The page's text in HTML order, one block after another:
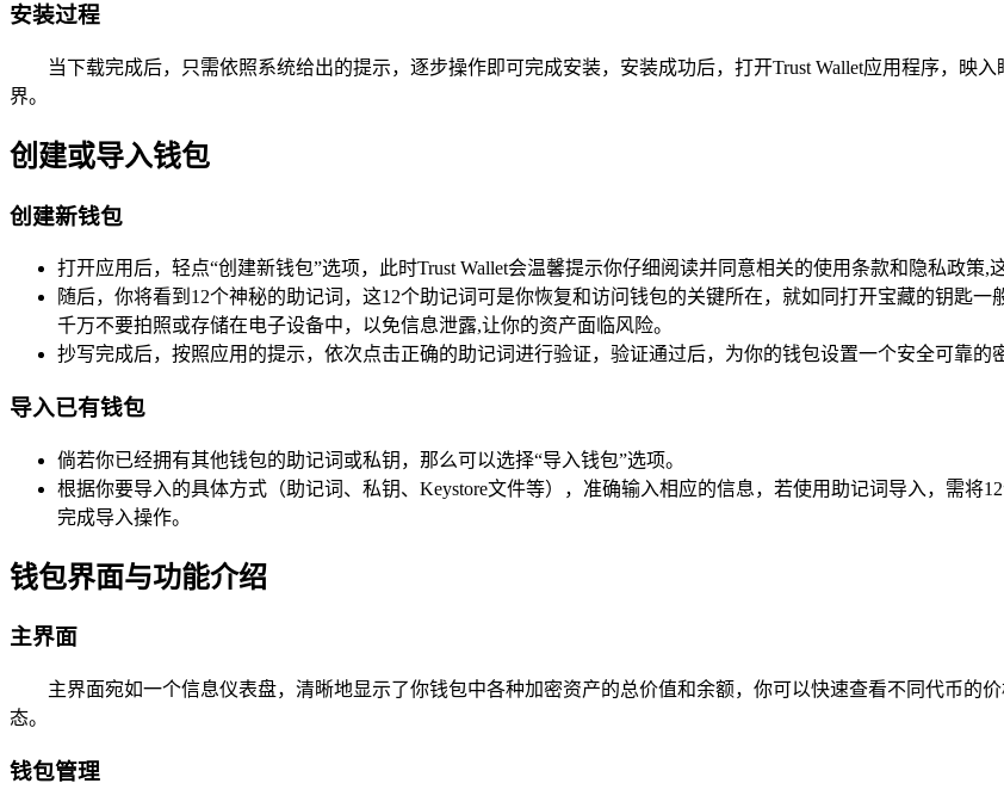
安装过程
当下载完成后，只需依照系统给出的提示，逐步操作即可完成安装，安装成功后，打开Trust Wallet应用程序，映
界。
创建或导入钱包
创建新钱包
打开应用后，轻点“创建新钱包”选项，此时Trust Wallet会温馨提示你仔细阅读并同意相关的使用条款和隐私政策,
随后，你将看到12个神秘的助记词，这12个助记词可是你恢复和访问钱包的关键所在，就如同打开宝藏的钥匙
千万不要拍照或存储在电子设备中，以免信息泄露,让你的资产面临风险。
抄写完成后，按照应用的提示，依次点击正确的助记词进行验证，验证通过后，为你的钱包设置一个安全可靠的
导入已有钱包
倘若你已经拥有其他钱包的助记词或私钥，那么可以选择“导入钱包”选项。
根据你要导入的具体方式（助记词、私钥、Keystore文件等），准确输入相应的信息，若使用助记词导入，需将
完成导入操作。
钱包界面与功能介绍
主界面
主界面宛如一个信息仪表盘，清晰地显示了你钱包中各种加密资产的总价值和余额，你可以快速查看不同代币的
态。
钱包管理